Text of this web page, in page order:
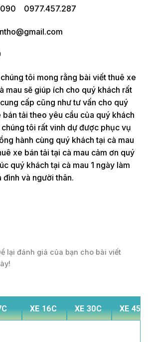
0977.457.287
tôi mong rằng bài viết thuê xe
mau sẽ giúp ích cho quý khách rất
cấp cũng như tư vấn cho quý
tải theo yêu cầu của quý khách
chúng tôi rất vinh dự được phục vụ
hành cùng quý khách tại cà mau
xe bán tải tại cà mau cảm ơn quý
quý khách tại cà mau 1 ngày làm
và người thân.
lại đánh giá của bạn cho bài viết
XE 16C XE 30C XE 45C